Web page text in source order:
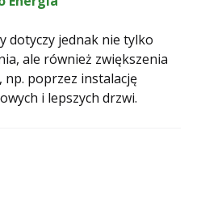
dotyczy jednak nie tylko
ale również zwiększenia
np. poprzez instalację
i lepszych drzwi.